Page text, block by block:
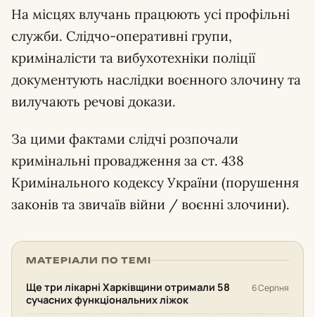
На місцях влучань працюють усі профільні
служби. Слідчо-оперативні групи,
криміналісти та вибухотехніки поліції
документують наслідки воєнного злочину та
вилучають речові докази.
За цими фактами слідчі розпочали
кримінальні провадження за ст. 438
Кримінального кодексу України (порушення
законів та звичаїв війни / воєнні злочини).
МАТЕРІАЛИ ПО ТЕМІ
Ще три лікарні Харківщини отримали 58
сучасних функціональних ліжок
6 Серпня